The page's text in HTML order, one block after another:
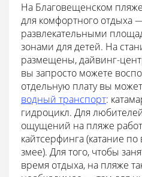
На Благовещенском
для комфортного отдыха
развлекательными
зонами для детей. На
размещены, дайвинг-
вы запросто можете
отдельную плату вы
водный транспорт:
гидроцикл. Для
ощущений на пляже
кайтсерфинга (катание
змее). Для того, чтобы
время отдыха, на пляже